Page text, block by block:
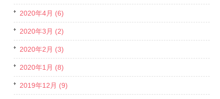
2020年4月 (6)
2020年3月 (2)
2020年2月 (3)
2020年1月 (8)
2019年12月 (9)